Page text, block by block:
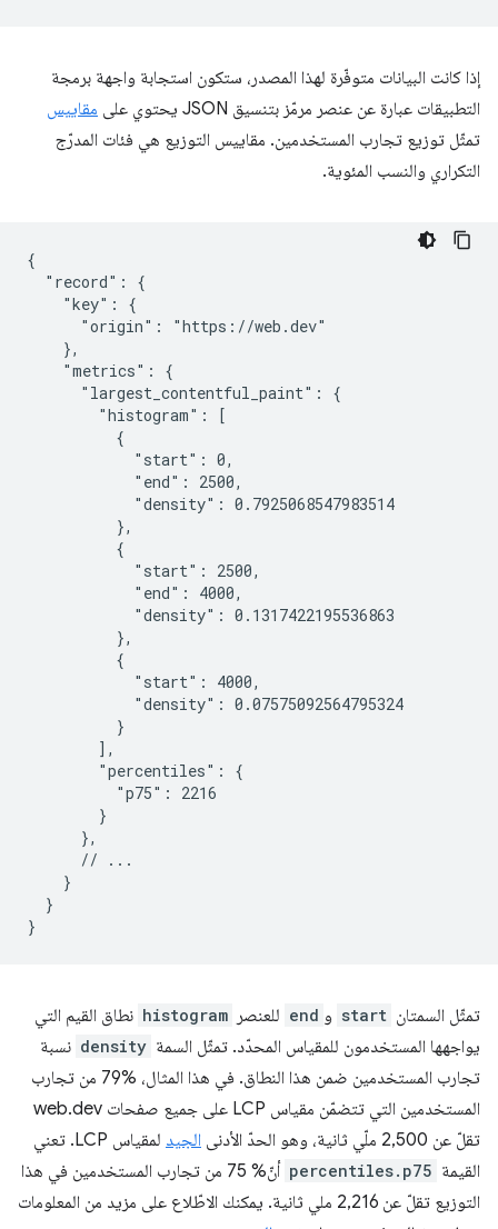
إذا كانت البيانات متوفّرة لهذا المصدر، ستكون استجابة واجهة برمجة
التطبيقات عبارة عن عنصر مرمّز بتنسيق JSON يحتوي على
مقاييس
تمثّل توزيع تجارب المستخدمين. مقاييس التوزيع هي فئات المدرّج
التكراري والنسب المئوية.
{
  "record": {
    "key": {
      "origin": "https://web.dev"
    },
    "metrics": {
      "largest_contentful_paint": {
        "histogram": [
          {
            "start": 0,
            "end": 2500,
            "density": 0.7925068547983514
          },
          {
            "start": 2500,
            "end": 4000,
            "density": 0.1317422195536863
          },
          {
            "start": 4000,
            "density": 0.07575092564795324
          }
        ],
        "percentiles": {
          "p75": 2216
        }
      },
      // ...
    }
  }
تمثّل السمتان start و end للعنصر histogram نطاق القيم التي
يواجهها المستخدمون للمقياس المحدّد. تمثّل السمة density نسبة
تجارب المستخدمين ضمن هذا النطاق. في هذا المثال، %79 من تجارب
المستخدمين التي تتضمّن مقياس LCP على جميع صفحات web.dev
تقلّ عن 2,500 ملّي ثانية، وهو الحدّ الأدنى
الجيد
لمقياس LCP. تعني
القيمة percentiles.p75
أنّ% 75 من تجارب المستخدمين في هذا
التوزيع تقلّ عن 2,216 ملي ثانية. يمكنك الاطّلاع على مزيد من المعلومات